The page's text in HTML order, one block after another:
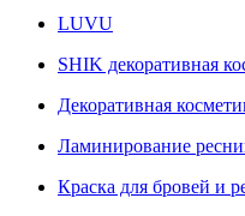
LUVU
SHIK декоративная
Декоративная
Ламинирование
Краска для бровей и